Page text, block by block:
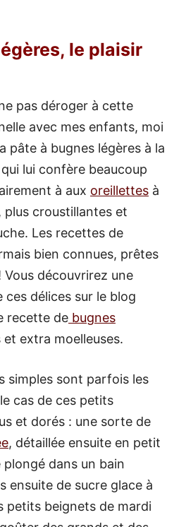
le plaisir
pas déroger à cette
avec mes enfants, moi
pâte à bugnes légères à la
lui confère beaucoup
à aux oreillettes à
plus croustillantes et
Les recettes de
bien connues, prêtes
Vous découvrirez une
délices sur le blog
recette de bugnes
et extra moelleuses.
simples sont parfois les
cas de ces petits
et dorés : une sorte de
, détaillée ensuite en petit
dans un bain
ensuite de sucre glace à
petits beignets de mardi